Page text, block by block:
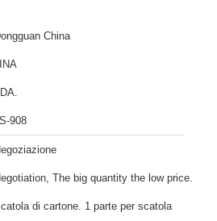
China
908
The big quantity the low price.
di cartone. 1 parte per scatola